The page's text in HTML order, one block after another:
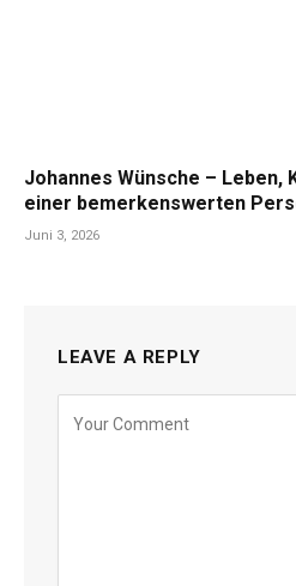
Johannes Wünsche – Leben,
einer bemerkenswerten
Juni 3, 2026
LEAVE A REPLY